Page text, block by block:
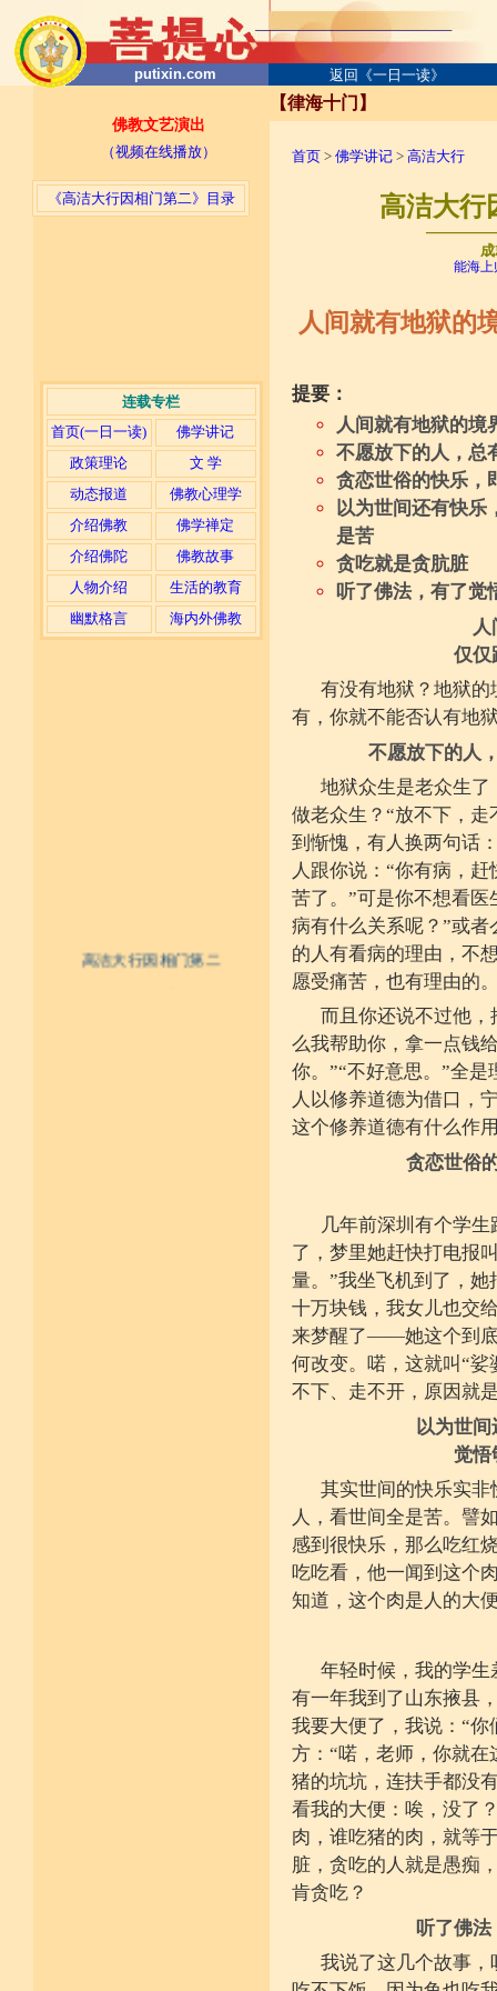
《高洁大行因相门第二》目录
putixin.com 返回《一日一读》
佛教文艺演出
（视频在线播放）
连载专栏
首页(一日一读)
佛学讲记
政策理论
文 学
动态报道
佛教心理学
介绍佛教
佛学禅定
介绍佛陀
佛教故事
人物介绍
生活的教育
幽默格言
海内外佛教
【律海十门】
首页 > 佛学讲记 > 高洁大行
高洁大行
能海上
人间就有地狱的
提要：
人间就有地狱的境
不愿放下的人，总
贪恋世俗的快乐，
以为世间还有快乐
是苦
贪吃就是贪肮脏
听了佛法，有了觉
人
仅仅
有没有地狱？地狱
有，你就不能否认有地
不愿放下的人
地狱众生是老众生
做老众生？“放不下，
到惭愧，有人换两句话
人跟你说：“你有病，
苦了。”可是你不想看
病有什么关系呢？”或
的人有看病的理由，不
愿受痛苦，也有理由的
而且你还说不过他
么我帮助你，拿一点钱
你。”“不好意思。”全
人以修养道德为借口，
这个修养道德有什么作
贪恋世俗
几年前深圳有个学
了，梦里她赶快打电报
量。”我坐飞机到了，
十万块钱，我女儿也交
来梦醒了——她这个到底
何改变。喏，这就叫“
不下、走不开，原因就
以为世
觉悟
其实世间的快乐实
人，看世间全是苦。譬
感到很快乐，那么吃红
吃吃看，他一闻到这个
知道，这个肉是人的大
年轻时候，我的学
有一年我到了山东掖县
我要大便了，我说：“
方：“喏，老师，你就
猪的坑坑，连扶手都没
看我的大便：唉，没了
肉，谁吃猪的肉，就等
脏，贪吃的人就是愚痴
肯贪吃？
听了佛
我说了这几个故事
高洁大行因相门第二